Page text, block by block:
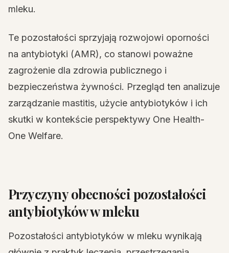
mleku.
Te pozostałości sprzyjają rozwojowi oporności
na antybiotyki (AMR), co stanowi poważne
zagrożenie dla zdrowia publicznego i
bezpieczeństwa żywności. Przegląd ten analizuje
zarządzanie mastitis, użycie antybiotyków i ich
skutki w kontekście perspektywy One Health-
One Welfare.
Przyczyny obecności pozostałości
antybiotyków w mleku
Pozostałości antybiotyków w mleku wynikają